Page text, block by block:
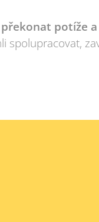
potíže
spolupracovat,